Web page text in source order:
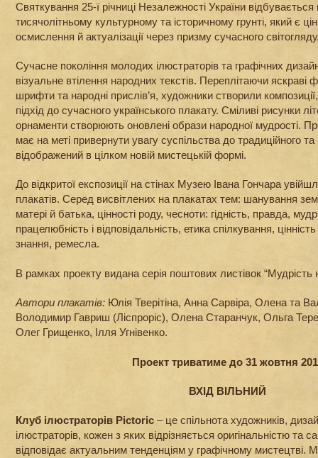
Святкування 25-ї річниці Незалежності України
тисячолітньому культурному та історичному грунті, який є
осмислення й актуалізації через призму сучасного
Сучасне покоління молодих ілюстраторів та графічних
візуальне втілення народних текстів. Переплітаючи яскраві
шрифти та народні прислів’я, художники створили
підхід до сучасного українського плакату. Сміливі рисунки
орнаменти створюють оновлені образи народної мудрості.
має на меті привернути увагу суспільства до традиційного
відображений в цілком новій мистецькій формі.
До відкритої експозиції на стінах Музею Івана Гончара
плакатів. Серед висвітлених на плакатах тем: шанування
матері й батька, цінності роду, чесноти: гідність, правда,
працелюбність і відповідальність, етика спілкування,
знання, ремесла.
В рамках проекту видана серія поштових листівок “Мудрість
Автори плакатів: Юлія Тверітіна, Анна Сарвіра, Олена та
Володимир Гавриш (Ліспроріс), Олена Старанчук, Ольга
Олег Грищенко, Ілля Угнівенко.
Проект триватиме до 31 жовтня
ВХІД ВІЛЬНИЙ
Клуб ілюстраторів Pictoric – це спільнота художників,
ілюстраторів, кожен з яких відрізняється оригінальністю та
відповідає актуальним тенденціям у графічному мистецтві.